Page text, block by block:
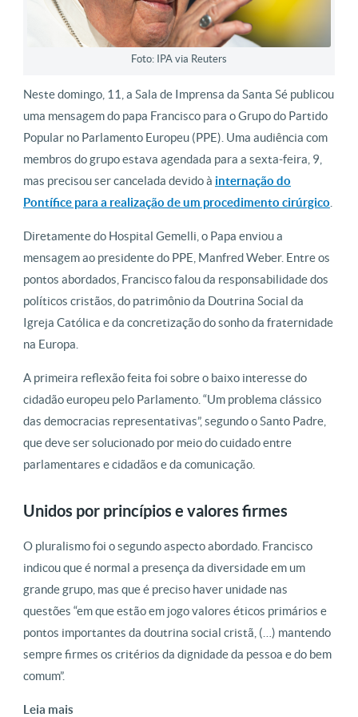
Foto: IPA via Reuters
Neste domingo, 11, a Sala de Imprensa da Santa Sé publicou
uma mensagem do papa Francisco para o Grupo do Partido
Popular no Parlamento Europeu (PPE). Uma audiência com
membros do grupo estava agendada para a sexta-feira, 9,
mas precisou ser cancelada devido à internação do
Pontífice para a realização de um procedimento cirúrgico
Diretamente do Hospital Gemelli, o Papa enviou a
mensagem ao presidente do PPE, Manfred Weber. Entre os
pontos abordados, Francisco falou da responsabilidade dos
políticos cristãos, do patrimônio da Doutrina Social da
Igreja Católica e da concretização do sonho da fraternidade
na Europa.
A primeira reflexão feita foi sobre o baixo interesse do
cidadão europeu pelo Parlamento. “Um problema clássico
das democracias representativas”, segundo o Santo Padre,
que deve ser solucionado por meio do cuidado entre
parlamentares e cidadãos e da comunicação.
Unidos por princípios e valores firmes
O pluralismo foi o segundo aspecto abordado. Francisco
indicou que é normal a presença da diversidade em um
grande grupo, mas que é preciso haver unidade nas
questões “em que estão em jogo valores éticos primários e
pontos importantes da doutrina social cristã, (…) mantendo
sempre firmes os critérios da dignidade da pessoa e do bem
comum”.
Leia mais